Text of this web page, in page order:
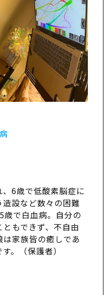
6歳で低酸素脳症に
設など数々の困難
歳で白血病。自分の
もできず、不自由
家族皆の癒しであ
。（保護者）